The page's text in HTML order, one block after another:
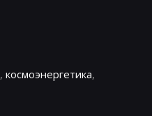
, космоэнергетика,